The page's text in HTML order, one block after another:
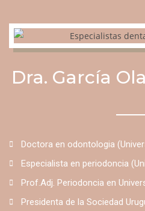
Dra. García
Doctora en odontologia
Especialista en periodoncia
Prof.Adj. Periodoncia en
Presidenta de la Sociedad